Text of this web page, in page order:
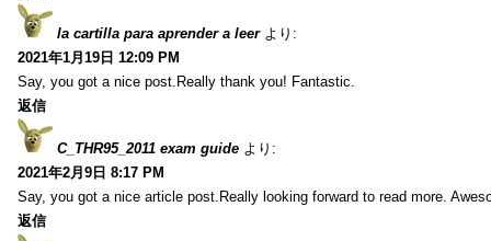
la cartilla para aprender a leer より:
2021年1月19日 12:09 PM
Say, you got a nice post.Really thank you! Fantastic.
返信
C_THR95_2011 exam guide より:
2021年2月9日 8:17 PM
Say, you got a nice article post.Really looking forward to read more.
返信